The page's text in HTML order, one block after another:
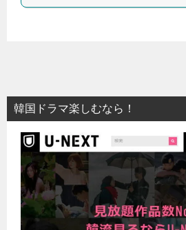
韓国ドラマ楽しむなら！